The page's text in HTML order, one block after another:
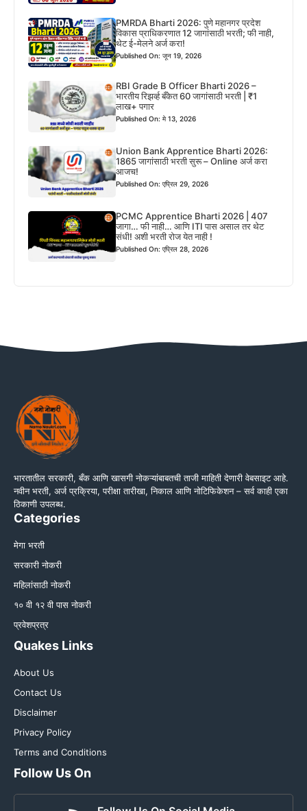
PMRDA Bharti 2026: पुणे महानगर प्रदेश
विकास प्राधिकरणात 12 जागांसाठी भरती; फी नाही,
थेट ई-मेलने अर्ज करा!
Published On: जून 19, 2026
RBI Grade B Officer Bharti 2026 –
भारतीय रिझर्व्ह बँकेत 60 जागांसाठी भरती | ₹1
लाख+ पगार
Published On: मे 13, 2026
Union Bank Apprentice Bharti 2026:
1865 जागांसाठी भरती सुरू – Online अर्ज करा
आजच!
Published On: एप्रिल 29, 2026
PCMC Apprentice Bharti 2026 | 407
जागा… फी नाही… आणि ITI पास असाल तर थेट
संधी! अशी भरती रोज येत नाही !
Published On: एप्रिल 28, 2026
भारतातील सरकारी, बँक आणि खासगी नोकऱ्यांबाबतची ताजी माहिती देणारी वेबसाइट आहे.
नवीन भरती, अर्ज प्रक्रिया, परीक्षा तारीखा, निकाल आणि नोटिफिकेशन – सर्व काही एका
ठिकाणी उपलब्ध.
Categories
मेगा भरती
सरकारी नोकरी
महिलांसाठी नोकरी
१० वी १२ वी पास नोकरी
प्रवेशप्रत्र
Quakes Links
About Us
Contact Us
Disclaimer
Privacy Policy
Terms and Conditions
Follow Us On